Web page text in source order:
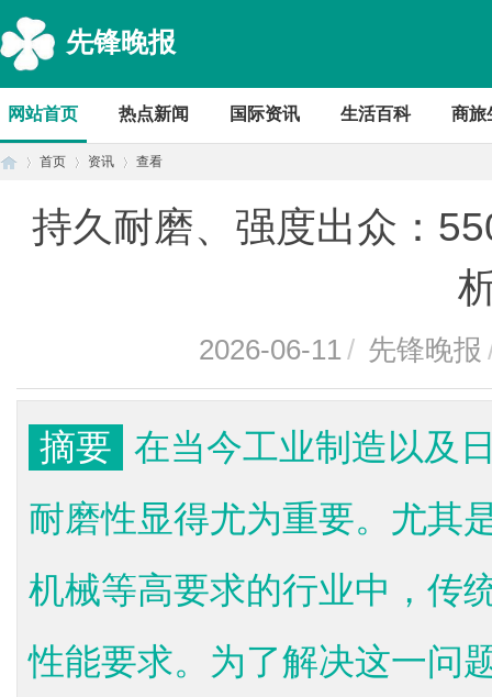
先锋晚报
网站首页 热点新闻 国际资讯 生活百科 商旅
首页 资讯 查看
持久耐磨、强度出众：
2026-06-11 / 先锋晚报
摘要 在当今工业制造以及
耐磨性显得尤为重要。尤其
机械等高要求的行业中，传
性能要求。为了解决这一问